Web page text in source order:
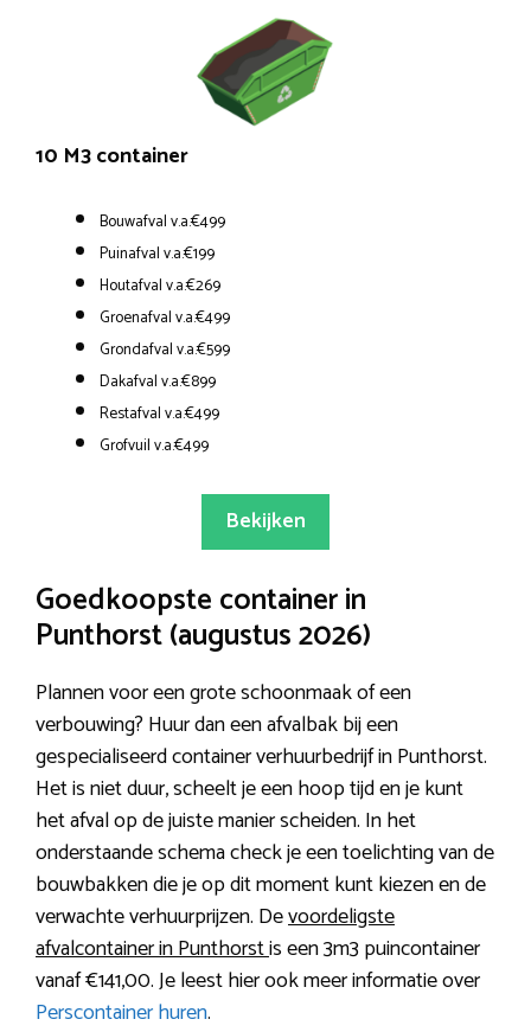
10 M3 container
Bouwafval v.a.€499
Puinafval v.a.€199
Houtafval v.a.€269
Groenafval v.a.€499
Grondafval v.a.€599
Dakafval v.a.€899
Restafval v.a.€499
Grofvuil v.a.€499
Bekijken
Goedkoopste container in
Punthorst (augustus 2026)
Plannen voor een grote schoonmaak of een
verbouwing? Huur dan een afvalbak bij een
gespecialiseerd container verhuurbedrijf in Punthorst.
Het is niet duur, scheelt je een hoop tijd en je kunt
het afval op de juiste manier scheiden. In het
onderstaande schema check je een toelichting van de
bouwbakken die je op dit moment kunt kiezen en de
verwachte verhuurprijzen. Devoordeligste
afvalcontainer in Punthorstis een 3m3 puincontainer
vanaf €141,00. Je leest hier ook meer informatie over
Perscontainer huren.